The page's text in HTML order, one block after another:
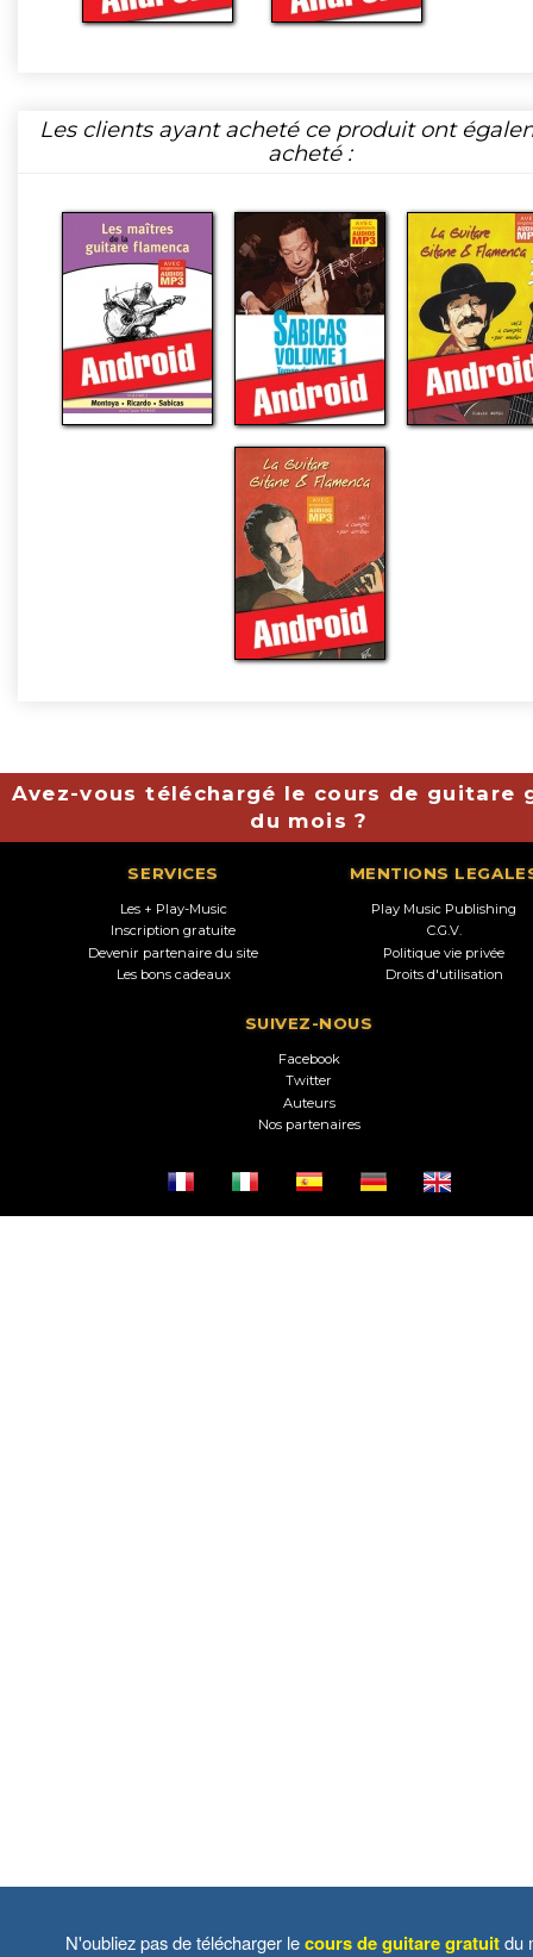
Les clients ayant acheté ce produit ont
acheté :
Avez-vous téléchargé le cours de guitare
du mois ?
SERVICES
Les + Play-Music
Inscription gratuite
Devenir partenaire du site
Les bons cadeaux
MENTIONS
Play Music Publishing
C.G.V.
Politique vie privée
Droits d'utilisation
SUIVEZ-NOUS
Facebook
Twitter
Auteurs
Nos partenaires
N'oubliez pas de télécharger lecours de guitare gratuitdu